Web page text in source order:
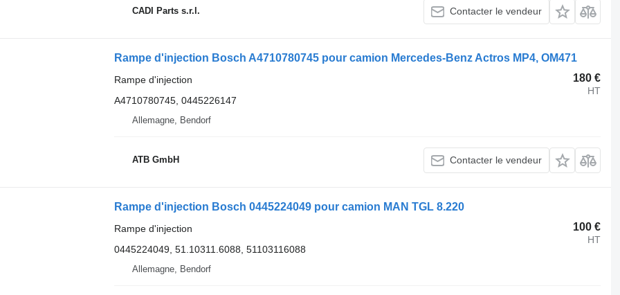
CADI Parts s.r.l. Contacter le vendeur
Rampe d'injection Bosch A4710780745 pour camion Mercedes-Benz Actros MP4, OM471
180 €
HT
Rampe d'injection
A4710780745, 0445226147
Allemagne, Bendorf
ATB GmbH Contacter le vendeur
Rampe d'injection Bosch 0445224049 pour camion MAN TGL 8.220
100 €
HT
Rampe d'injection
0445224049, 51.10311.6088, 51103116088
Allemagne, Bendorf